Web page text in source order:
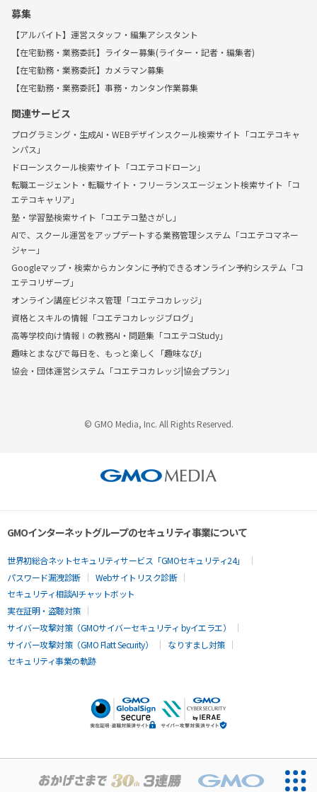
募集
【アルバイト】運営スタッフ・編集アシスタント
【在宅勤務・業務委託】ライター募集(ライター・記者・編集者)
【在宅勤務・業務委託】カメラマン募集
【在宅勤務・業務委託】事務・カンタン作業募集
関連サービス
プログラミング・生成AI・WEBデザインスクール検索サイト「コエテコキャ
ンパス」
ドローンスクール検索サイト「コエテコドローン」
転職エージェント・転職サイト・フリーランスエージェント検索サイト「コ
エテコキャリア」
塾・学習塾検索サイト「コエテコ塾さがし」
AIで、スクール運営をアップデートする業務管理システム「コエテコマネー
ジャー」
Googleマップ・検索からカンタンに予約できるオンライン予約システム「コ
エテコリザーブ」
オンライン講座ビジネス管理「コエテコカレッジ」
資格とスキルの情報「コエテコカレッジブログ」
高等学校向け情報Ⅰの教務AI・問題集「コエテコStudy」
趣味とまなびで毎日を、もっと楽しく「趣味なび」
協会・団体運営システム「コエテコカレッジ|協会プラン」
© GMO Media, Inc. All Rights Reserved.
GMOインターネットグループのセキュリティ事業について
世界初総合ネットセキュリティサービス「GMOセキュリティ24」
パスワード漏洩診断
Webサイトリスク診断
セキュリティ相談AIチャットボット
実在証明・盗聴対策
サイバー攻撃対策（GMOサイバーセキュリティ byイエラエ）
サイバー攻撃対策（GMO Flatt Security）
なりすまし対策
セキュリティ事業の軌跡